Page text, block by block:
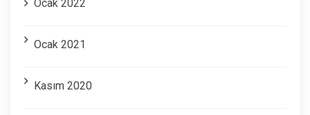
Ocak 2022
Ocak 2021
Kasım 2020